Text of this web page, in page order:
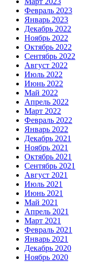
Февраль 2023
Январь 2023
Декабрь 2022
Ноябрь 2022
Октябрь 2022
Сентябрь 2022
Август 2022
Июль 2022
Июнь 2022
Май 2022
Апрель 2022
Март 2022
Февраль 2022
Январь 2022
Декабрь 2021
Ноябрь 2021
Октябрь 2021
Сентябрь 2021
Август 2021
Июль 2021
Июнь 2021
Май 2021
Апрель 2021
Март 2021
Февраль 2021
Январь 2021
Декабрь 2020
Ноябрь 2020